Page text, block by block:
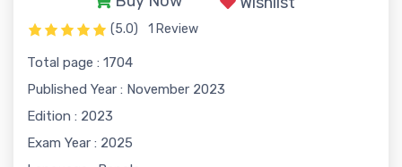
(5.0) 1 Review
Total page : 1704
Published Year : November 2023
Edition : 2023
Exam Year : 2025